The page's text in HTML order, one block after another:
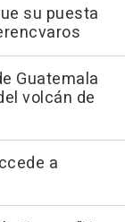
su puesta
Guatemala
volcán de
a